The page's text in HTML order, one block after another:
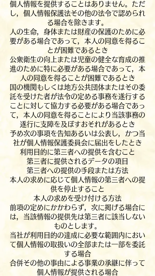
個人情報を提供することはありません。ただ
し，個人情報保護法その他の法令で認められ
る場合を除きます。
人の生命，身体または財産の保護のために必
要がある場合であって，本人の同意を得るこ
とが困難であるとき
公衆衛生の向上または児童の健全な育成の推
進のために特に必要がある場合であって，本
人の同意を得ることが困難であるとき
国の機関もしくは地方公共団体またはその委
託を受けた者が法令の定める事務を遂行する
ことに対して協力する必要がある場合であっ
て，本人の同意を得ることにより当該事務の
遂行に支障を及ぼすおそれがあるとき
予め次の事項を告知あるいは公表し，かつ当
社が個人情報保護委員会に届出をしたとき
利用目的に第三者への提供を含むこと
第三者に提供されるデータの項目
第三者への提供の手段または方法
本人の求めに応じて個人情報の第三者への提
供を停止すること
本人の求めを受け付ける方法
前項の定めにかかわらず，次に掲げる場合に
は，当該情報の提供先は第三者に該当しない
ものとします。
当社が利用目的の達成に必要な範囲内におい
て個人情報の取扱いの全部または一部を委託
する場合
合併その他の事由による事業の承継に伴って
個人情報が提供される場合